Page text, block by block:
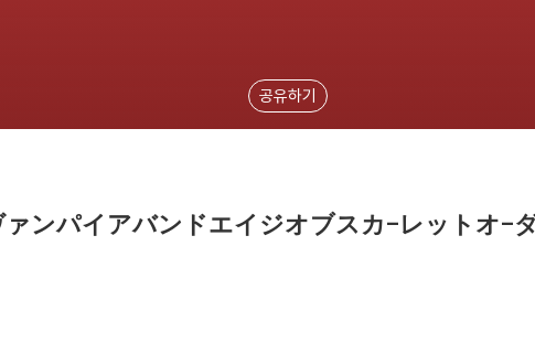
공유하기
ァンパイアバンドエイジオブスカ-レットオ-